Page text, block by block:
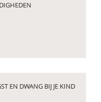
EN DWANG BIJ JE KIND